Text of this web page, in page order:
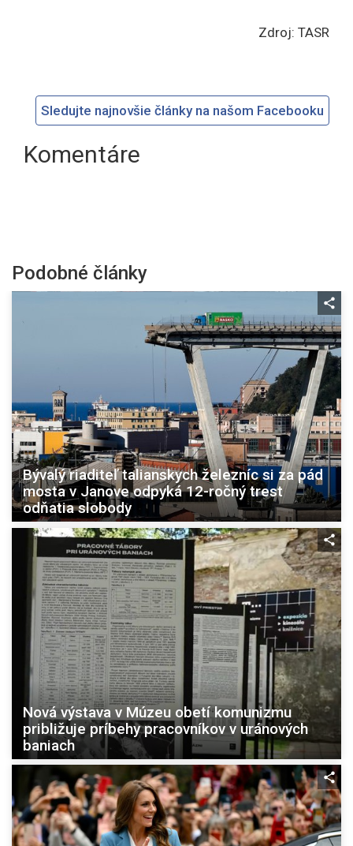
Zdroj: TASR
Sledujte najnovšie články na našom Facebooku
Komentáre
Podobné články
Bývalý riaditeľ talianskych železníc si za pád
mosta v Janove odpyká 12-ročný trest
odňatia slobody
Nová výstava v Múzeu obetí komunizmu
približuje príbehy pracovníkov v uránových
baniach